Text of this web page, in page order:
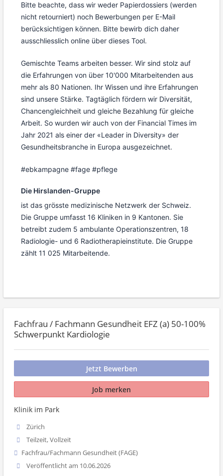
Bitte beachte, dass wir weder Papierdossiers (werden
nicht retourniert) noch Bewerbungen per E-Mail
berücksichtigen können. Bitte bewirb dich daher
ausschliesslich online über dieses Tool.
Gemischte Teams arbeiten besser. Wir sind stolz auf
die Erfahrungen von über 10'000 Mitarbeitenden aus
mehr als 80 Nationen. Ihr Wissen und ihre Erfahrungen
sind unsere Stärke. Tagtäglich fördern wir Diversität,
Chancengleichheit und gleiche Bezahlung für gleiche
Arbeit. So wurden wir auch von der Financial Times im
Jahr 2021 als einer der «Leader in Diversity» der
Gesundheitsbranche in Europa ausgezeichnet.
#ebkampagne #fage #pflege
Die Hirslanden-Gruppe
ist das grösste medizinische Netzwerk der Schweiz.
Die Gruppe umfasst 16 Kliniken in 9 Kantonen. Sie
betreibt zudem 5 ambulante Operationszentren, 18
Radiologie- und 6 Radiotherapieinstitute. Die Gruppe
zählt 11 025 Mitarbeitende.
Fachfrau / Fachmann Gesundheit EFZ (a) 50-100%
Schwerpunkt Kardiologie
Jetzt Bewerben
Job merken
Klinik im Park
Zürich
Teilzeit, Vollzeit
Fachfrau/Fachmann Gesundheit (FAGE)
Veröffentlicht am 10.06.2026